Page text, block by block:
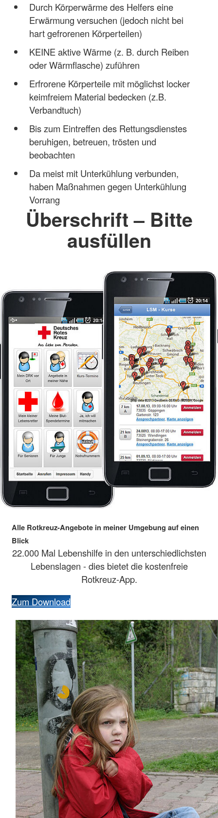
Durch Körperwärme des Helfers eine
Erwärmung versuchen (jedoch nicht bei
hart gefrorenen Körperteilen)
KEINE aktive Wärme (z. B. durch Reiben
oder Wärmflasche) zuführen
Erfrorene Körperteile mit möglichst locker
keimfreiem Material bedecken (z.B.
Verbandtuch)
Bis zum Eintreffen des Rettungsdienstes
beruhigen, betreuen, trösten und
beobachten
Da meist mit Unterkühlung verbunden,
haben Maßnahmen gegen Unterkühlung
Vorrang
Überschrift – Bitte
ausfüllen
Alle Rotkreuz-Angebote in meiner Umgebung auf einen
Blick
22.000 Mal Lebenshilfe in den unterschiedlichsten
Lebenslagen - dies bietet die kostenfreie
Rotkreuz-App.
Zum Download